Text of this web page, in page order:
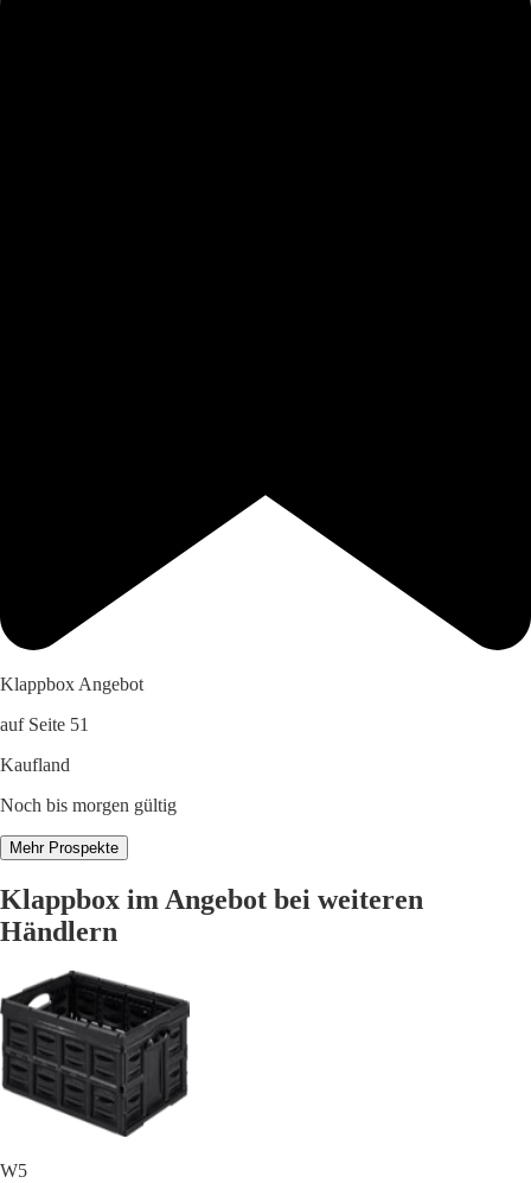
Klappbox Angebot
auf Seite 51
Kaufland
Noch bis morgen gültig
Mehr Prospekte
Klappbox im Angebot bei weiteren
Händlern
W5